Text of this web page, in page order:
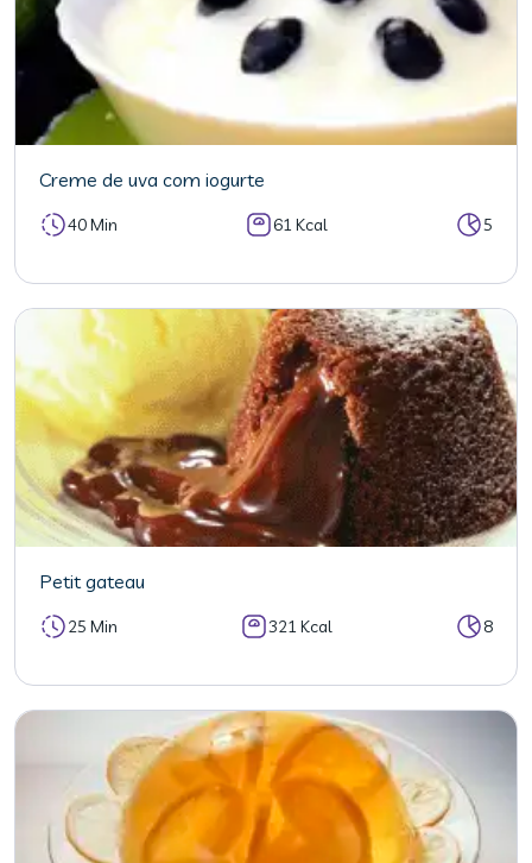
Creme de uva com iogurte
40 Min 61 Kcal 5
Petit gateau
25 Min 321 Kcal 8